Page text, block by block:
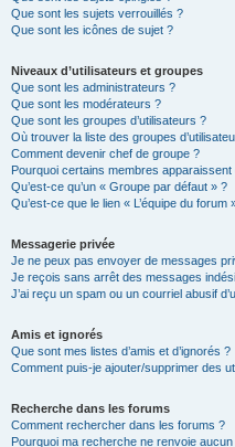
Que sont les sujets verrouillés ?
Que sont les icônes de sujet ?
Niveaux d’utilisateurs et groupes
Que sont les administrateurs ?
Que sont les modérateurs ?
Que sont les groupes d’utilisateurs ?
Où trouver la liste des groupes
Comment devenir chef de groupe ?
Pourquoi certains membres
Qu’est-ce qu’un « Groupe par défaut » ?
Qu’est-ce que le lien « L’équipe du forum
Messagerie privée
Je ne peux pas envoyer de messages
Je reçois sans arrêt des messages
J’ai reçu un spam ou un courriel abusif
Amis et ignorés
Que sont mes listes d’amis et d’ignorés ?
Comment puis-je ajouter/supprimer des
Recherche dans les forums
Comment rechercher dans les forums ?
Pourquoi ma recherche ne renvoie